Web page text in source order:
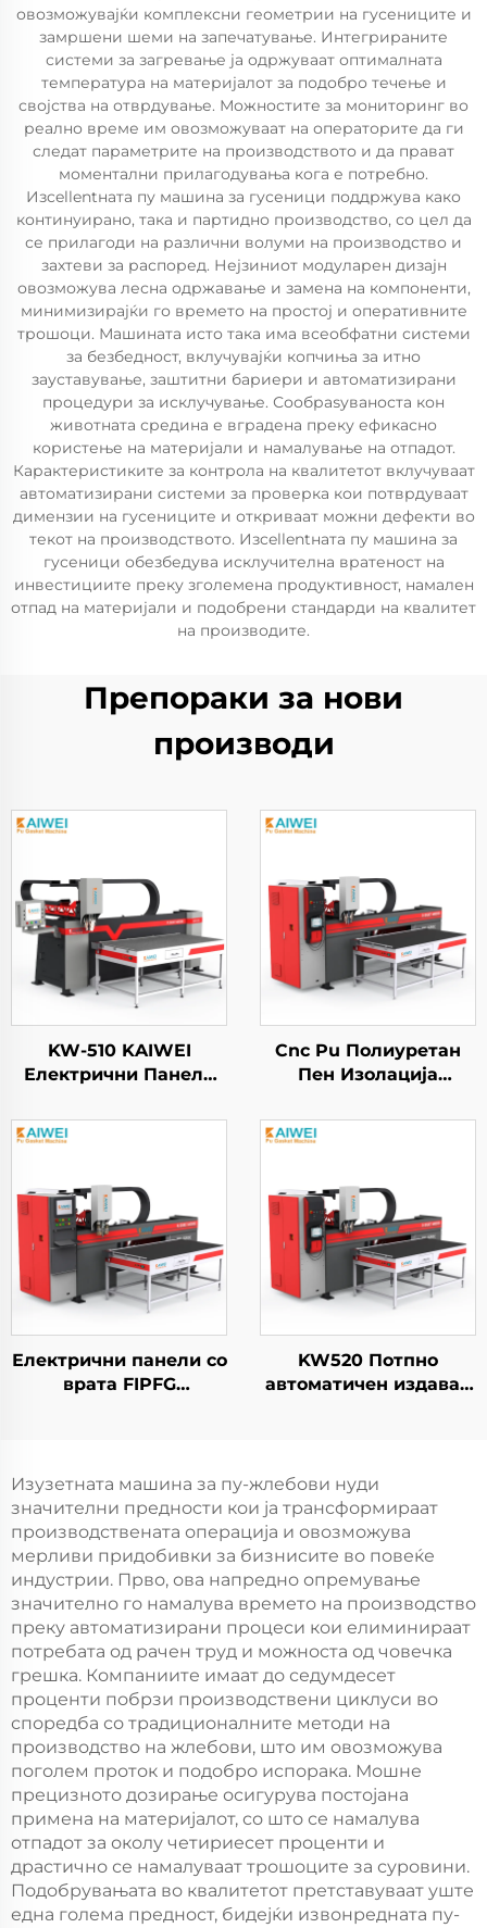
овозможувајќи комплексни геометрии на гусениците и
замршени шеми на запечатување. Интегрираните
системи за загревање ја одржуваат оптималната
температура на материјалот за подобро течење и
својства на отврдување. Можностите за мониторинг во
реално време им овозможуваат на операторите да ги
следат параметрите на производството и да прават
моментални прилагодувања кога е потребно.
Изcellentната пу машинa за гусеници поддржува како
континуирано, така и партидно производство, со цел да
се прилагоди на различни волуми на производство и
захтеви за распоред. Нејзиниот модуларен дизајн
овозможува лесна одржавање и замена на компоненти,
минимизирајќи го времето на простој и оперативните
трошоци. Машината исто така има всеобфатни системи
за безбедност, вклучувајќи копчиња за итно
зауставување, заштитни бариери и автоматизирани
процедури за исклучување. Сообраѕуваноста кон
животната средина е вградена преку ефикасно
користење на материјали и намалување на отпадот.
Карактеристиките за контрола на квалитетот вклучуваат
автоматизирани системи за проверка кои потврдуваат
димензии на гусениците и откриваат можни дефекти во
текот на производството. Изcellentната пу машинa за
гусеници обезбедува исклучителна вратеност на
инвестициите преку зголемена продуктивност, намален
отпад на материјали и подобрени стандарди на квалитет
на производите.
Препораки за нови
производи
KW-510 KAIWEI
Електрични Панели
Полиуретан Пен
Резинка Машина за
Cnc Pu Полиуретан
Пен Изолација
Наметнување и
Печатување за
Електрични панели со
врата FIPFG
KW520 Потпно
автоматичен издавач
полиуретан печатење,
новоенергетска
машина за пенски
пломби, машина за
правење на
полиуретан пломби
Изузетната машина за пу-жлебови нуди
значителни предности кои ја трансформираат
производствената операција и овозможува
мерливи придобивки за бизнисите во повеќе
индустрии. Прво, ова напредно опремување
значително го намалува времето на производство
преку автоматизирани процеси кои елиминираат
потребата од рачен труд и можноста од човечка
грешка. Компаниите имаат до седумдесет
проценти побрзи производствени циклуси во
споредба со традиционалните методи на
производство на жлебови, што им овозможува
поголем проток и подобро испорака. Мошне
прецизното дозирање осигурува постојана
примена на материјалот, со што се намалува
отпадот за околу четириесет проценти и
драстично се намалуваат трошоците за суровини.
Подобрувањата во квалитетот претставуваат уште
една голема предност, бидејќи извонредната пу-